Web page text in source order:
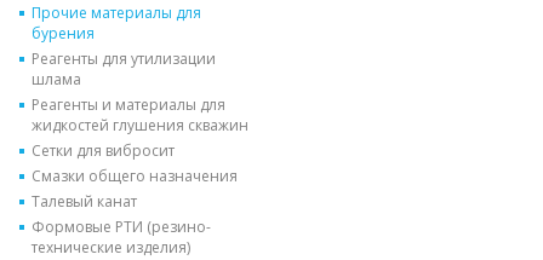
Прочие материалы для
бурения
Реагенты для утилизации
шлама
Реагенты и материалы для
жидкостей глушения скважин
Сетки для вибросит
Смазки общего назначения
Талевый канат
Формовые РТИ (резино-
технические изделия)